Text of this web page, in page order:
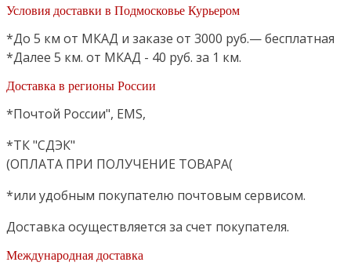
Условия доставки в Подмосковье Курьером
*До 5 км от МКАД и заказе от 3000 руб.— бесплатная
*Далее 5 км. от МКАД - 40 руб. за 1 км.
Доставка в регионы России
*Почтой России", EMS,
*ТК "СДЭК"
(ОПЛАТА ПРИ ПОЛУЧЕНИЕ ТОВАРА(
*или удобным покупателю почтовым сервисом.
Доставка осуществляется за счет покупателя.
Международная доставка